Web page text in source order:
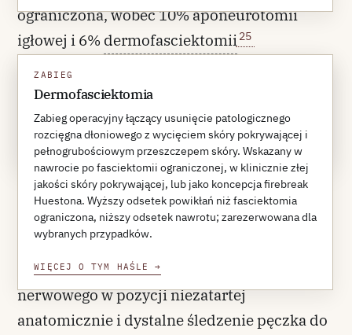
ograniczona, wobec 10% aponeurotomii
igłowej i 6% dermofasciektomii
ZABIEG
Dermofasciektomia
Zabieg operacyjny łączący usunięcie patologicznego
rozcięgna dłoniowego z wycięciem skóry pokrywającej i
pełnogrubościowym przeszczepem skóry. Wskazany w
nawrocie po fasciektomii ograniczonej, w klinicznie złej
jakości skóry pokrywającej, lub jako koncepcja firebreak
Huestona. Wyższy odsetek powikłań niż fasciektomia
ograniczona, niższy odsetek nawrotu; zarezerwowana dla
wybranych przypadków.
WIĘCEJ O TYM HAŚLE→
25
REFERENCE 25
Bainbridge C et al.Eur Orthop Traumatol
41.
PubMedDOI REFERENCES ↓
Sekwencja zabiegowa opiera się na kilku
zasadach. Pierwszą jest identyfikacja
proksymalna pęczka naczyniowo-
nerwowego w pozycji niezatartej
anatomicznie i dystalne śledzenie pęczka do